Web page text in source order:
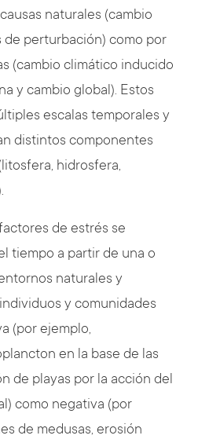
naturales (cambio
perturbación) como por
(cambio climático inducido
y cambio global). Estos
escalas temporales y
distintos componentes
hidrosfera,
de estrés se
tiempo a partir de una o
naturales y
y comunidades
(por ejemplo,
en la base de las
de playas por la acción del
como negativa (por
de medusas, erosión